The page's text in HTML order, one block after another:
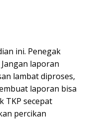
ini. Penegak
laporan
lambat diproses,
laporan bisa
TKP secepat
percikan